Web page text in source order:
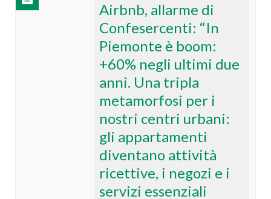
Airbnb, allarme di
Confesercenti: “In
Piemonte è boom:
+60% negli ultimi due
anni. Una tripla
metamorfosi per i
nostri centri urbani:
gli appartamenti
diventano attività
ricettive, i negozi e i
servizi essenziali